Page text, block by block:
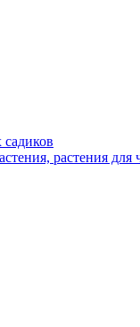
растения для